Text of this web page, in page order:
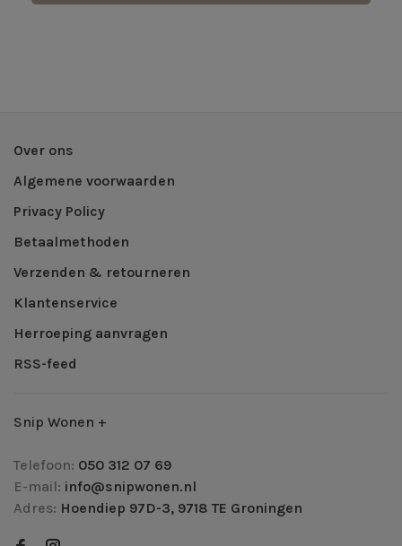
Over ons
Algemene voorwaarden
Privacy Policy
Betaalmethoden
Verzenden & retourneren
Klantenservice
Herroeping aanvragen
RSS-feed
Snip Wonen +
Telefoon: 050 312 07 69
E-mail: info@snipwonen.nl
Adres: Hoendiep 97D-3, 9718 TE Groningen